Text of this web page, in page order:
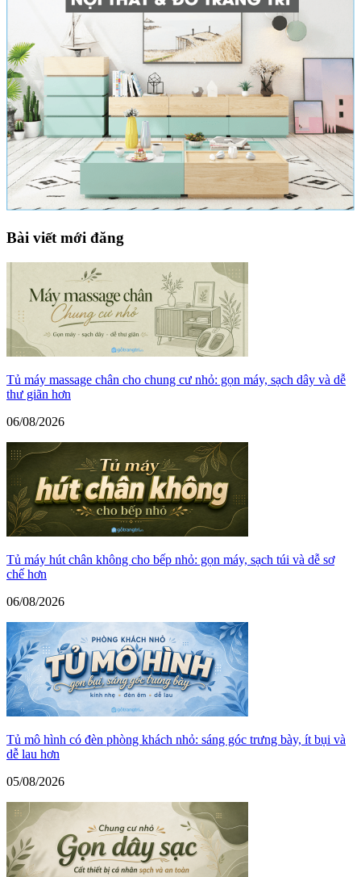
Bài viết mới đăng
Tủ máy massage chân cho chung cư nhỏ: gọn máy, sạch dây và dễ
thư giãn hơn
06/08/2026
Tủ máy hút chân không cho bếp nhỏ: gọn máy, sạch túi và dễ sơ
chế hơn
06/08/2026
Tủ mô hình có đèn phòng khách nhỏ: sáng góc trưng bày, ít bụi và
dễ lau hơn
05/08/2026